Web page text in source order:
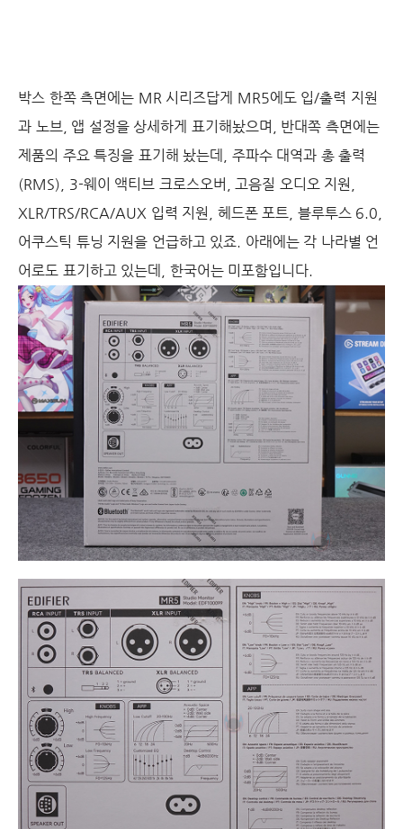
박스 한쪽 측면에는 MR 시리즈답게 MR5에도 입/출력 지원
과 노브, 앱 설정을 상세하게 표기해놨으며, 반대쪽 측면에는
제품의 주요 특징을 표기해 놨는데, 주파수 대역과 총 출력
(RMS), 3-웨이 액티브 크로스오버, 고음질 오디오 지원,
XLR/TRS/RCA/AUX 입력 지원, 헤드폰 포트, 블루투스 6.0,
어쿠스틱 튜닝 지원을 언급하고 있죠. 아래에는 각 나라별 언
어로도 표기하고 있는데, 한국어는 미포함입니다.